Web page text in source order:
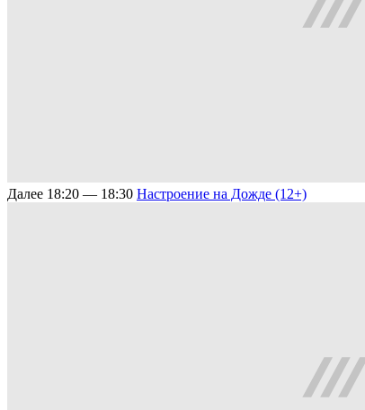
Далее 18:20 — 18:30 Настроение на Дожде (12+)